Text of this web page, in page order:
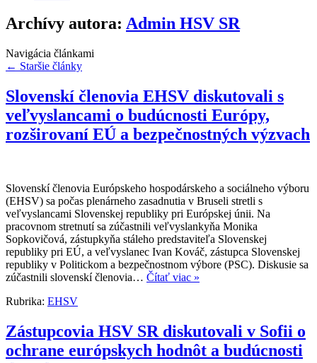
Archívy autora: Admin HSV SR
Navigácia článkami
← Staršie články
Slovenskí členovia EHSV diskutovali s
veľvyslancami o budúcnosti Európy,
rozširovaní EÚ a bezpečnostných výzvach
Slovenskí členovia Európskeho hospodárskeho a sociálneho výboru
(EHSV) sa počas plenárneho zasadnutia v Bruseli stretli s
veľvyslancami Slovenskej republiky pri Európskej únii. Na
pracovnom stretnutí sa zúčastnili veľvyslankyňa Monika
Sopkovičová, zástupkyňa stáleho predstaviteľa Slovenskej
republiky pri EÚ, a veľvyslanec Ivan Kováč, zástupca Slovenskej
republiky v Politickom a bezpečnostnom výbore (PSC). Diskusie sa
zúčastnili slovenskí členovia… Čítať viac »
Rubrika: EHSV
Zástupcovia HSV SR diskutovali v Sofii o
ochrane európskych hodnôt a budúcnosti